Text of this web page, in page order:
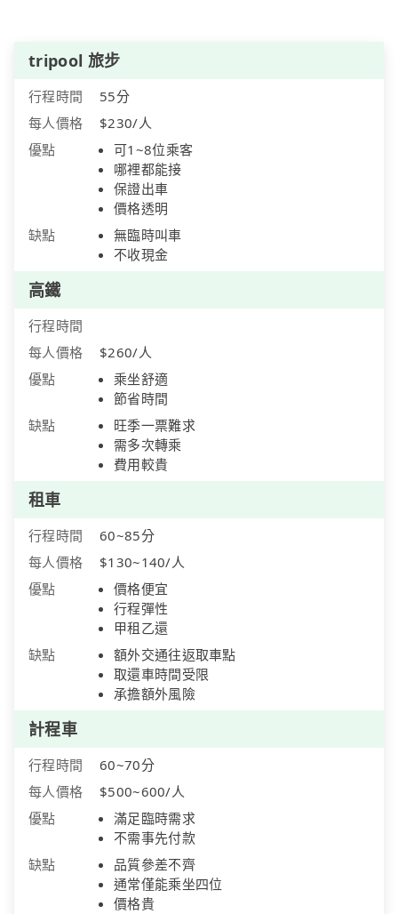
tripool 旅步
行程時間
55分
每人價格
$230/人
優點
可1~8位乘客
哪裡都能接
保證出車
價格透明
缺點
無臨時叫車
不收現金
高鐵
行程時間
每人價格
$260/人
優點
乘坐舒適
節省時間
缺點
旺季一票難求
需多次轉乘
費用較貴
租車
行程時間
60~85分
每人價格
$130~140/人
優點
價格便宜
行程彈性
甲租乙還
缺點
額外交通往返取車點
取還車時間受限
承擔額外風險
計程車
行程時間
60~70分
每人價格
$500~600/人
優點
滿足臨時需求
不需事先付款
缺點
品質參差不齊
通常僅能乘坐四位
價格貴